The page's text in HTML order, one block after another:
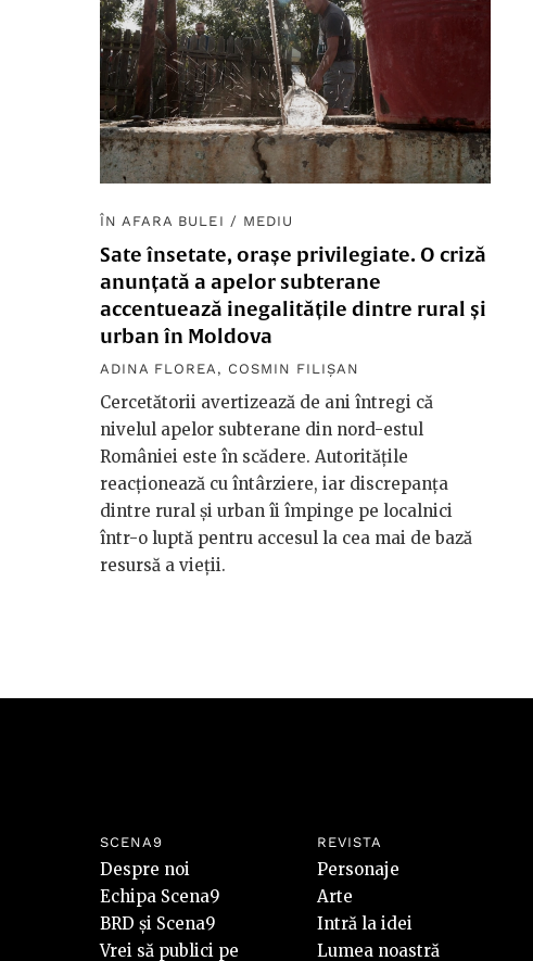
ÎN AFARA BULEI / MEDIU
Sate însetate, orașe privilegiate. O criză
anunțată a apelor subterane
accentuează inegalitățile dintre rural și
urban în Moldova
ADINA FLOREA , COSMIN FILIȘAN
Cercetătorii avertizează de ani întregi că
nivelul apelor subterane din nord-estul
României este în scădere. Autoritățile
reacționează cu întârziere, iar discrepanța
dintre rural și urban îi împinge pe localnici
într-o luptă pentru accesul la cea mai de bază
resursă a vieții.
SCENA9
Despre noi
Echipa Scena9
BRD și Scena9
Vrei să publici pe
REVISTA
Personaje
Arte
Intră la idei
Lumea noastră